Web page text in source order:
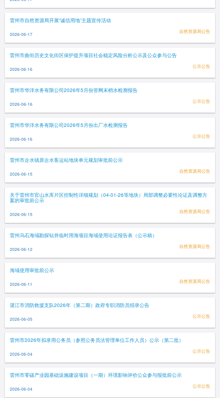
雷州市自然资源局开展“诚信用地”主题宣传活动
2026-06-17 自然资源局公告
雷州市曲街历史文化街区保护提升项目社会稳定风险分析公示及公众参与公告
2026-06-16 公示公告
雷州市华洋水务有限公司2026年5月份管网末梢水检测报告
2026-06-16 公示公告
雷州市华洋水务有限公司2026年5月份出厂水检测报告
2026-06-16 公示公告
雷州市企水镇原企水客运站地块单元规划审批前公示
2026-06-15 自然资源局公告
关于雷州市官山水库片区控制性详细规划（04-01-26等地块）局部调整必要性论证及调整方
案的审批前公示
2026-06-15 自然资源局公告
雷州乌石海域勘探钻井临时用海项目海域使用论证报告表（公示稿）
2026-06-12 自然资源局公告
海域使用审批前公示
2026-06-11 自然资源局公告
湛江市消防救援支队2026年（第二期）政府专职消防员招录公告
2026-06-05 公示公告
雷州市2026年拟录用公务员（参照公务员法管理单位工作人员）公示（第二批）
2026-06-04 公示公告
雷州市零碳产业园基础设施建设项目（一期）环境影响评价公众参与报批前公示
2026-06-04 公示公告